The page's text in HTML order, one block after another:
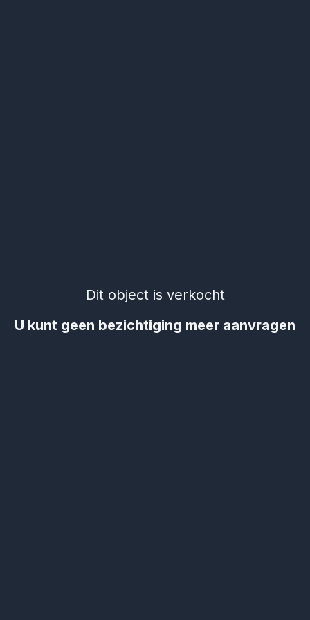
Dit object is verkocht
U kunt geen bezichtiging meer aanvragen